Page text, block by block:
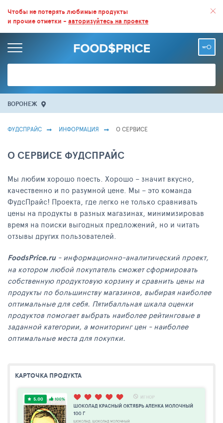
ВСЕ СКИДКИ И ВЫГОДНЫЕ ЦЕНЫ НА ПРОДУКТЫ В МАГАЗИНАХ.
БОЛЬШЕ 100 000 ТОВАРОВ. ЕЖЕДНЕВНОЕ ОБНОВЛЕНИЕ ЦЕН.
Чтобы не потерять любимые продукты
и прочие отметки - авторизуйтесь на проекте
ВОРОНЕЖ
ФУДСПРАЙС ИНФОРМАЦИЯ О СЕРВИСЕ
О СЕРВИСЕ ФУДСПРАЙС
Мы любим хорошо поесть. Хорошо – значит вкусно,
качественно и по разумной цене. Мы – это команда
ФудсПрайс! Проекта, где легко не только сравнивать
цены на продукты в разных магазинах, минимизировав
время на поиски выгодных предложений, но и читать
отзывы других пользователей.
FoodsPrice.ru- информационно-аналитический проект,
на котором любой покупатель сможет сформировать
собственную продуктовую корзину и сравнить цены на
продукты по большинству магазинов, выбирая наиболее
оптимальные для себя. Пятибалльная шкала оценки
продуктов помогает выбрать наиболее рейтинговые в
заданной категории, а мониторинг цен - наиболее
оптимальные места для покупки.
КАРТОЧКА ПРОДУКТА